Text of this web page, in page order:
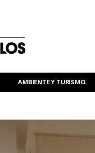
AMBIENTE Y TURISMO